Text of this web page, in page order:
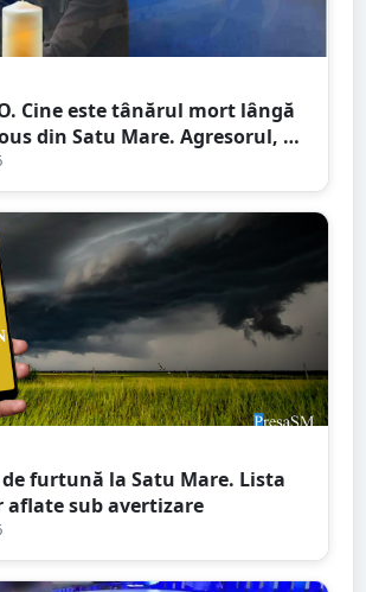
Cine este tânărul mort lângă
din Satu Mare. Agresorul, un
21 de ani
de furtună la Satu Mare. Lista
sub avertizare